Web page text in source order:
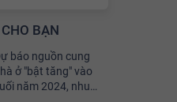
BẠN
báo nguồn cung
ở "bật tăng" vào
năm 2024, nhu